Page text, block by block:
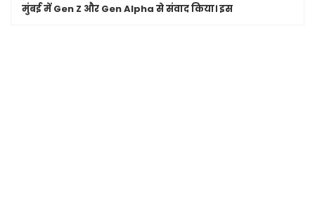
मुंबई में Gen Z और Gen Alpha से संवाद किया। इस